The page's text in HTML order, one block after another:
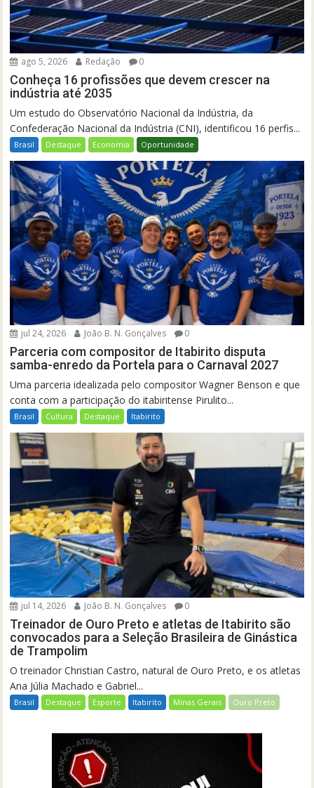
ago 5, 2026 Redação 0
Conheça 16 profissões que devem crescer na
indústria até 2035
Um estudo do Observatório Nacional da Indústria, da
Confederação Nacional da Indústria (CNI), identificou 16 perfis...
Brasil Destaque Economia Oportunidade
jul 24, 2026 João B. N. Gonçalves 0
Parceria com compositor de Itabirito disputa
samba-enredo da Portela para o Carnaval 2027
Uma parceria idealizada pelo compositor Wagner Benson e que
conta com a participação do itabiritense Pirulito...
Brasil Cultura Destaque Itabirito
jul 14, 2026 João B. N. Gonçalves 0
Treinador de Ouro Preto e atletas de Itabirito são
convocados para a Seleção Brasileira de Ginástica
de Trampolim
O treinador Christian Castro, natural de Ouro Preto, e os atletas
Ana Júlia Machado e Gabriel...
Brasil Destaque Esporte Itabirito Minas Gerais Ouro Preto